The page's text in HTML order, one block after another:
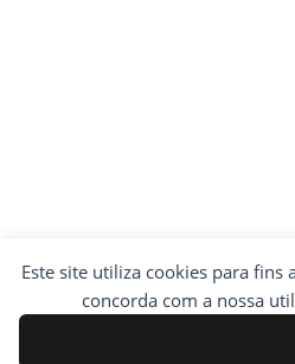
Este site utiliza cookies para fins
concorda com a nossa